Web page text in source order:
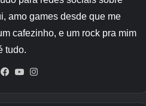
mundo doméstico dos
é onde o vilão Knull
Knull está
um papel
terceira temporada,
amo games desde que me
cafezinho, e um rock pra mim
tudo.
WebsiteFacebook
YouTube